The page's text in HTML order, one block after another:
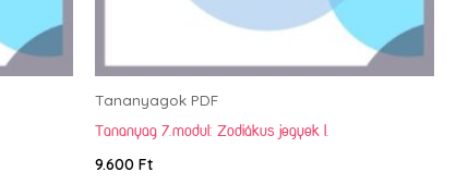
Tananyagok PDF
Tananyag 7.modul: Zodiákus jegyek I.
9.600 Ft